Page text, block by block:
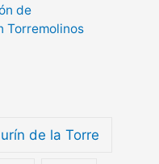
de
Torremolinos
de la Torre